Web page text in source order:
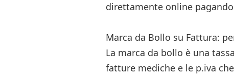
direttamente online
Marca da Bollo su Fattura:
La marca da bollo è una
fatture mediche e le p.iva